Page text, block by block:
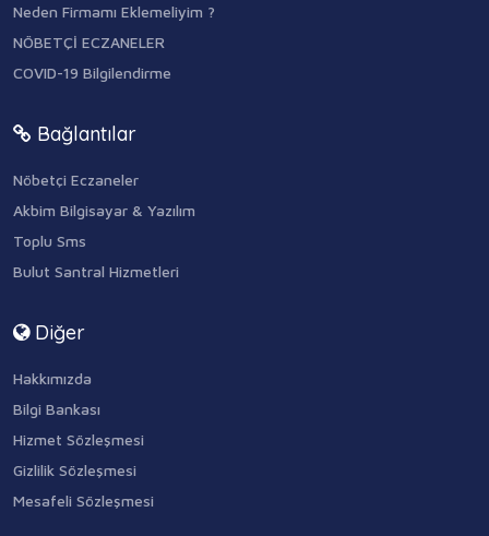
Neden Firmamı Eklemeliyim ?
NÖBETÇİ ECZANELER
COVID-19 Bilgilendirme
Bağlantılar
Nöbetçi Eczaneler
Akbim Bilgisayar & Yazılım
Toplu Sms
Bulut Santral Hizmetleri
Diğer
Hakkımızda
Bilgi Bankası
Hizmet Sözleşmesi
Gizlilik Sözleşmesi
Mesafeli Sözleşmesi